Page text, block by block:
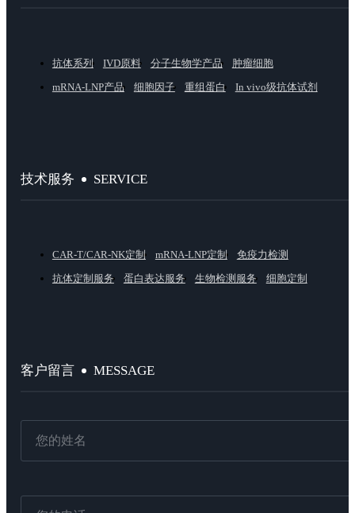
抗体系列 IVD原料 分子生物学产品
肿瘤细胞
mRNA-LNP产品
细胞因子 重组蛋白 In vivo级抗体试剂
技术服务 SERVICE
CAR-T/CAR-NK定制 mRNA-LNP定制
免疫力检测
抗体定制服务
蛋白表达服务 生物检测服务 细胞定制
客户留言 MESSAGE